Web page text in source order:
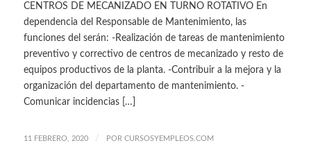
CENTROS DE MECANIZADO EN TURNO ROTATIVO En
dependencia del Responsable de Mantenimiento, las
funciones del serán: -Realización de tareas de mantenimiento
preventivo y correctivo de centros de mecanizado y resto de
equipos productivos de la planta. -Contribuir a la mejora y la
organización del departamento de mantenimiento. -
Comunicar incidencias […]
11 FEBRERO, 2020 / POR CURSOSYEMPLEOS.COM